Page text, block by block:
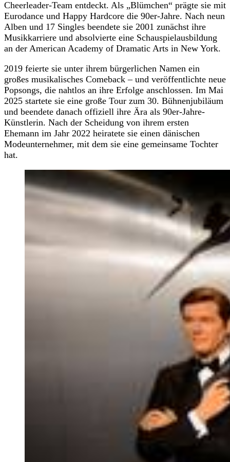
Cheerleader-Team entdeckt. Als „Blümchen“ prägte sie mit
Eurodance und Happy Hardcore die 90er-Jahre. Nach neun
Alben und 17 Singles beendete sie 2001 zunächst ihre
Musikkarriere und absolvierte eine Schauspielausbildung
an der American Academy of Dramatic Arts in New York.
2019 feierte sie unter ihrem bürgerlichen Namen ein
großes musikalisches Comeback – und veröffentlichte neue
Popsongs, die nahtlos an ihre Erfolge anschlossen. Im Mai
2025 startete sie eine große Tour zum 30. Bühnenjubiläum
und beendete danach offiziell ihre Ära als 90er-Jahre-
Künstlerin. Nach der Scheidung von ihrem ersten
Ehemann im Jahr 2022 heiratete sie einen dänischen
Modeunternehmer, mit dem sie eine gemeinsame Tochter
hat.